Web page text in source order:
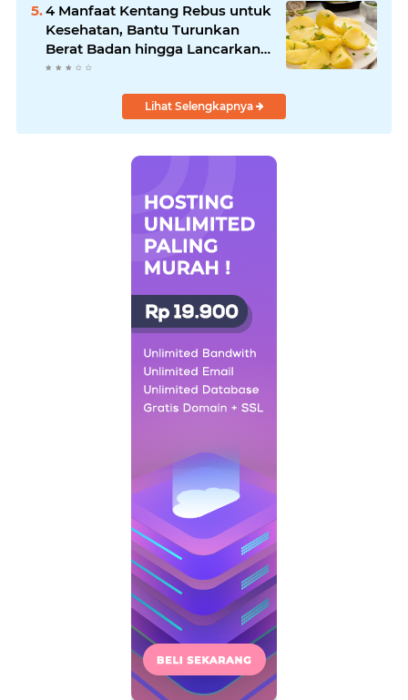
4 Manfaat Kentang Rebus untuk
Kesehatan, Bantu Turunkan
Berat Badan hingga Lancarkan
Pencernaan
Lihat Selengkapnya